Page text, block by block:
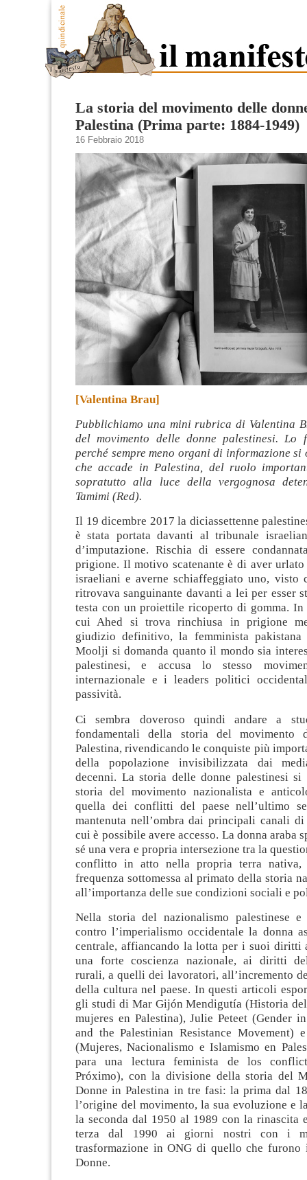
La storia del movimento delle
Palestina (Prima parte: 1884-1949)
16 Febbraio 2018
[Valentina Brau]
Pubblichiamo una mini rubrica di Valentina
del movimento delle donne palestinesi. Lo
perché sempre meno organi di informazione
che accade in Palestina, del ruolo
sopratutto alla luce della vergognosa
Tamimi (Red).
Il 19 dicembre 2017 la diciassettenne
è stata portata davanti al tribunale
d’imputazione. Rischia di essere
prigione. Il motivo scatenante è di aver
israeliani e averne schiaffeggiato uno, visto
ritrovava sanguinante davanti a lei per esser
testa con un proiettile ricoperto di gomma.
cui Ahed si trova rinchiusa in prigione
giudizio definitivo, la femminista pakistana
Moolji si domanda quanto il mondo sia
palestinesi, e accusa lo stesso
internazionale e i leaders politici
passività.
Ci sembra doveroso quindi andare a
fondamentali della storia del movimento
Palestina, rivendicando le conquiste più
della popolazione invisibilizzata dai
decenni. La storia delle donne palestinesi si
storia del movimento nazionalista e
quella dei conflitti del paese nell’ultimo
mantenuta nell’ombra dai principali canali
cui è possibile avere accesso. La donna araba
sé una vera e propria intersezione tra la
conflitto in atto nella propria terra
frequenza sottomessa al primato della storia
all’importanza delle sue condizioni sociali e
Nella storia del nazionalismo palestinese
contro l’imperialismo occidentale la donna
centrale, affiancando la lotta per i suoi diritti
una forte coscienza nazionale, ai diritti
rurali, a quelli dei lavoratori, all’incremento
della cultura nel paese. In questi articoli
gli studi di Mar Gijón Mendigutía (Historia
mujeres en Palestina), Julie Peteet (Gender
and the Palestinian Resistance Movement)
(Mujeres, Nacionalismo e Islamismo en
para una lectura feminista de los
Próximo), con la divisione della storia del
Donne in Palestina in tre fasi: la prima dal
l’origine del movimento, la sua evoluzione e
la seconda dal 1950 al 1989 con la rinascita
terza dal 1990 ai giorni nostri con i
trasformazione in ONG di quello che furono
Donne.